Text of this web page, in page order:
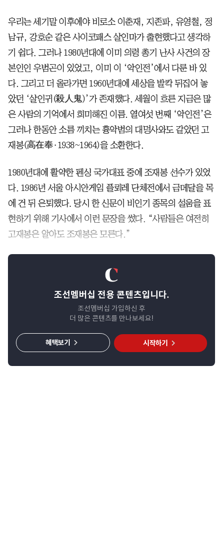
우리는 세기말 이후에야 비로소 이춘재, 지존파, 유영철, 정
남규, 강호순 같은 사이코패스 살인마가 출현했다고 생각하
기 쉽다. 그러나 1980년대에 이미 의령 총기 난사 사건의 장
본인인 우범곤이 있었고, 이미 이 ‘악인전’에서 다룬 바 있
다. 그리고 더 올라가면 1960년대에 세상을 발칵 뒤집어 놓
았던 ‘살인귀(殺人鬼)’가 존재했다. 세월이 흐른 지금은 많
은 사람의 기억에서 희미해진 이름. 열여섯 번째 ‘악인전’은
그러나 한동안 소름 끼치는 흉악범의 대명사와도 같았던 고
재봉(高在奉·1938~1964)을 소환한다.
1980년대에 활약한 펜싱 국가대표 중에 조재봉 선수가 있었
다. 1986년 서울 아시안게임 플뢰레 단체전에서 금메달을 목
에 건 뒤 은퇴했다. 당시 한 신문이 비인기 종목의 설움을 표
현하기 위해 기사에서 이런 문장을 썼다. “사람들은 여전히
고재봉은 알아도 조재봉은 모른다.”
조선멤버십 전용 콘텐츠입니다.
조선멤버십 가입하신 후
더 많은 콘텐츠를 만나보세요!
시작하기
혜택보기